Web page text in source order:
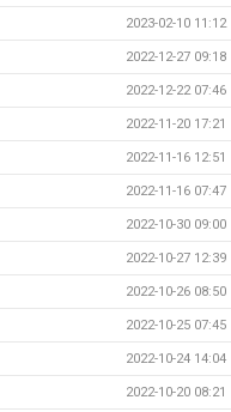
2023-02-10 11:12
2022-12-27 09:18
2022-12-22 07:46
2022-11-20 17:21
2022-11-16 12:51
2022-11-16 07:47
2022-10-30 09:00
2022-10-27 12:39
2022-10-26 08:50
2022-10-25 07:45
2022-10-24 14:04
2022-10-20 08:21